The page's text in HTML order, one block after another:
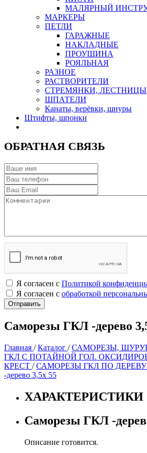
МАЛЯРНЫЙ
МАРКЕРЫ
ПЕТЛИ
ГАРАЖНЫЕ
НАКЛАДНЫЕ
ПРОУШИНА
РОЯЛЬНАЯ
РАЗНОЕ
РАСТВОРИТЕЛИ
СТРЕМЯНКИ, ЛЕСТНИЦЫ
ШПАТЕЛИ
Канаты, верёвки, шнуры
Штифты, шпонки
ОБРАТНАЯ СВЯЗЬ
Я согласен с Политикой
Я согласен с обработкой
Саморезы ГКЛ -дерево
Главная /Каталог /САМОРЕЗЫ,
ГКЛ С ПОТАЙНОЙ ГОЛ.
КРЕСТ /САМОРЕЗЫ ГКЛ ПО ДЕРЕВУ
-дерево 3,5х 55
ХАРАКТЕРИСТИКИ
Саморезы ГКЛ -
Описание готовится.